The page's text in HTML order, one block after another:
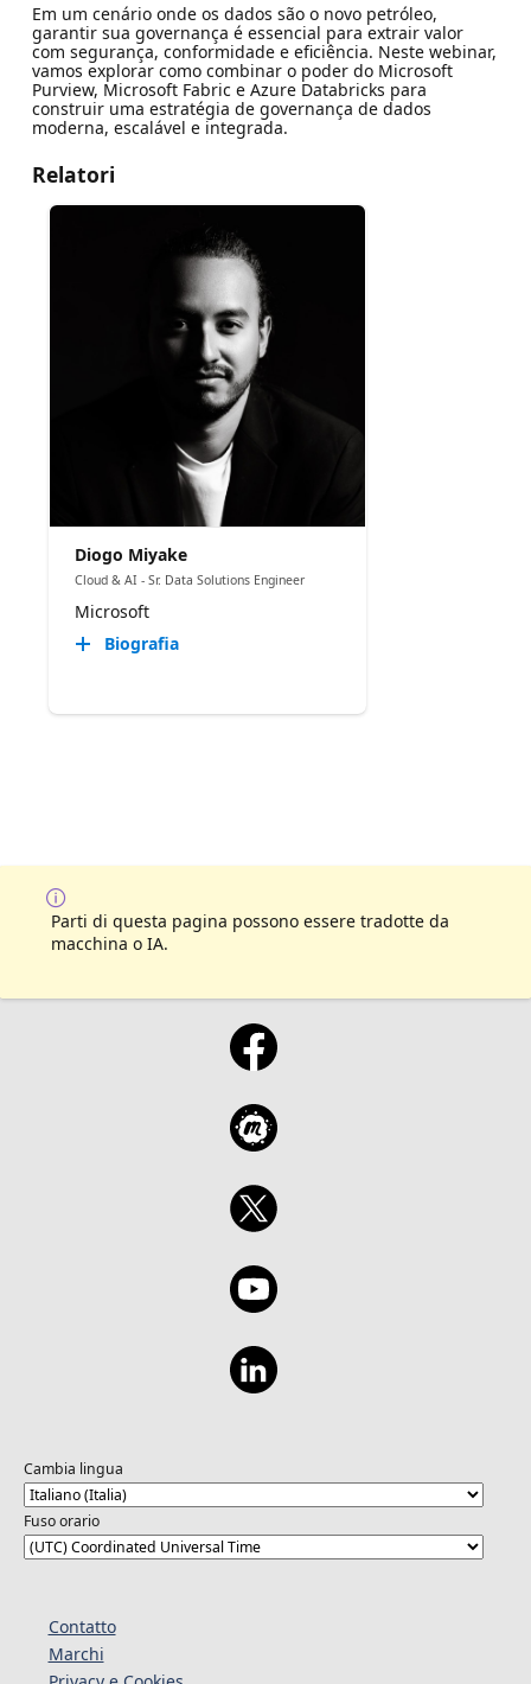
Em um cenário onde os dados são o novo petróleo,
garantir sua governança é essencial para extrair valor
com segurança, conformidade e eficiência. Neste webinar,
vamos explorar como combinar o poder do Microsoft
Purview, Microsoft Fabric e Azure Databricks para
construir uma estratégia de governança de dados
moderna, escalável e integrada.
Relatori
Diogo Miyake
Cloud & AI - Sr. Data Solutions Engineer
Microsoft
Biografia
Parti di questa pagina possono essere tradotte da
macchina o IA.
Cambia lingua
Fuso orario
Contatto
Marchi